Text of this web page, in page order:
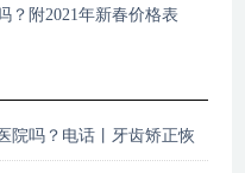
？附2021年新春价格表
院吗？电话丨牙齿矫正恢